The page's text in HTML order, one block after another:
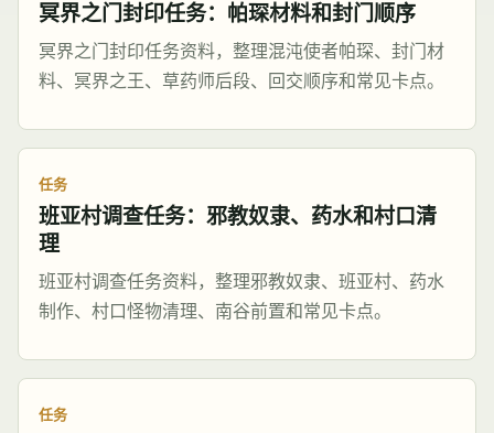
冥界之门封印任务：帕琛材料和封门顺序
冥界之门封印任务资料，整理混沌使者帕琛、封门材
料、冥界之王、草药师后段、回交顺序和常见卡点。
任务
班亚村调查任务：邪教奴隶、药水和村口清
理
班亚村调查任务资料，整理邪教奴隶、班亚村、药水
制作、村口怪物清理、南谷前置和常见卡点。
任务